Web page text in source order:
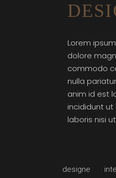
Lorem
dolore
commodo
nulla
anim id est
incididunt
laboris nisi
designe